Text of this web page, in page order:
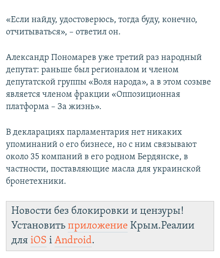
«Если найду, удостоверюсь, тогда буду, конечно,
отчитываться», – ответил он.
Александр Пономарев уже третий раз народный
депутат: раньше был регионалом и членом
депутатской группы «Воля народа», а в этом созыве
является членом фракции «Оппозиционная
платформа – За жизнь».
В декларациях парламентария нет никаких
упоминаний о его бизнесе, но с ним связывают
около 35 компаний в его родном Бердянске, в
частности, поставляющие масла для украинской
бронетехники.
Новости без блокировки и цензуры!
Установить приложение Крым.Реалии
для iOS і Android.